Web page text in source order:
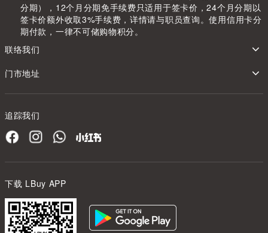
分期），12个月分期免手续费只适用于签卡价，24个月分期以
签卡价额外收取3%手续费，详情请与职员查询。使用信用卡分
期付款，一律不可储购物积分。
联络我们
门市地址
追踪我们
下载 LBuy APP